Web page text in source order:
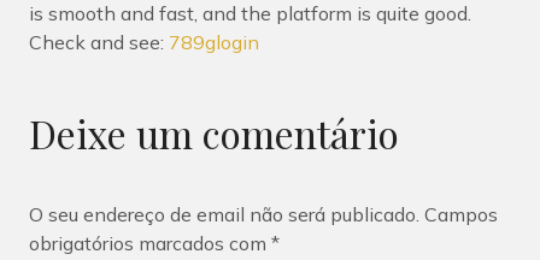
is smooth and fast, and the platform is quite good.
Check and see: 789glogin
Deixe um comentário
O seu endereço de email não será publicado. Campos
obrigatórios marcados com *